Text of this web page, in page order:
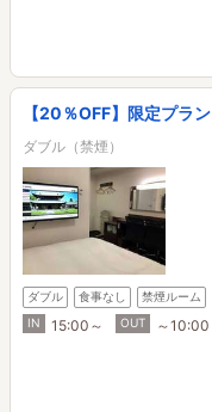
【20％OFF】限定プラン
ダブル（禁煙）
ダブル 食事なし
禁煙ルーム
IN
15:00～ OUT ～10:00